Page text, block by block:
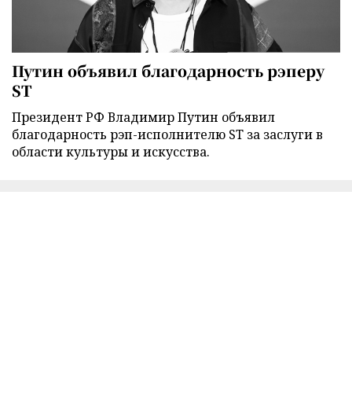
Путин объявил благодарность рэперу
ST
Президент РФ Владимир Путин объявил
благодарность рэп-исполнителю ST за заслуги в
области культуры и искусства.